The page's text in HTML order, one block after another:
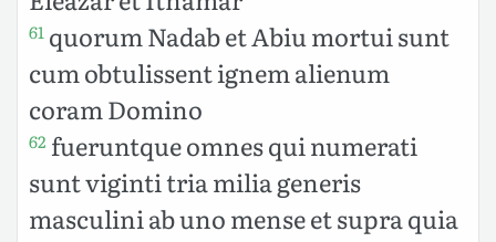
61 quorum Nadab et Abiu mortui sunt
cum obtulissent ignem alienum
coram Domino
62 fueruntque omnes qui numerati
sunt viginti tria milia generis
masculini ab uno mense et supra quia